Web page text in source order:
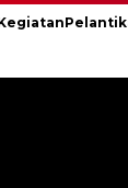
Kormi